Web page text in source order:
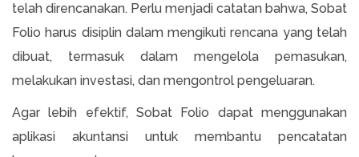
telah direncanakan. Perlu menjadi catatan bahwa, Sobat
Folio harus disiplin dalam mengikuti rencana yang telah
dibuat, termasuk dalam mengelola pemasukan,
melakukan investasi, dan mengontrol pengeluaran.
Agar lebih efektif, Sobat Folio dapat menggunakan
aplikasi akuntansi untuk membantu pencatatan